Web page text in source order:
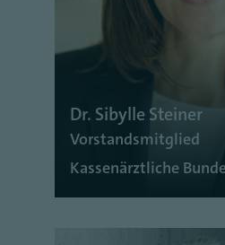
Dr. Sibylle Steiner
Vorstandsmitglied
Kassenärztliche